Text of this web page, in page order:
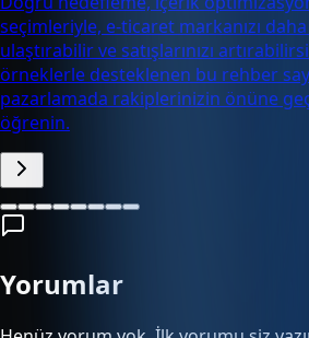
seçimleriyle, e-ticaret markanızı
ulaştırabilir ve satışlarınızı
örneklerle desteklenen bu rehber
pazarlamada rakiplerinizin önüne
öğrenin.
Yorumlar